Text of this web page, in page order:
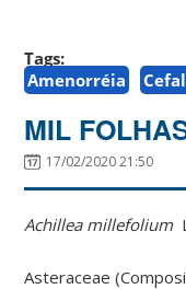
Tags:
Amenorréia
MIL
17/02/2020 21:50
Achillea millefolium
Asteraceae